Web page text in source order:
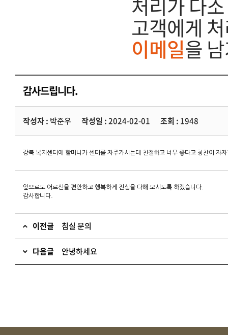
처리가 다
고객에게
이메일을
감사드립니다.
작성자 : 박준우 작성일 :2024-02-01 조회 : 1948
강북 복지센터에 할머니가 센터를 자주가시는데 친절하고 너무 좋다고 칭찬이 자
앞으로도 어르신을 편안하고 행복하게 진심을 다해 모시도록 하겠습니다.
감사합니다.
이전글 침실 문의
다음글 안녕하세요